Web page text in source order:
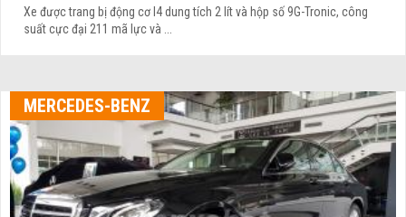
Xe được trang bị động cơ I4 dung tích 2 lít và hộp số 9G-Tronic, công
suất cực đại 211 mã lực và ...
MERCEDES-BENZ